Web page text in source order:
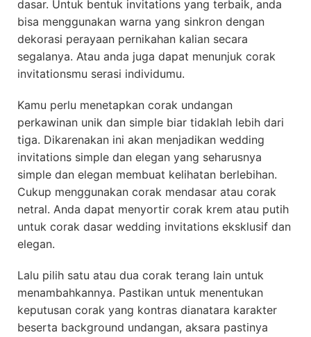
dasar. Untuk bentuk invitations yang terbaik, anda
bisa menggunakan warna yang sinkron dengan
dekorasi perayaan pernikahan kalian secara
segalanya. Atau anda juga dapat menunjuk corak
invitationsmu serasi individumu.
Kamu perlu menetapkan corak undangan
perkawinan unik dan simple biar tidaklah lebih dari
tiga. Dikarenakan ini akan menjadikan wedding
invitations simple dan elegan yang seharusnya
simple dan elegan membuat kelihatan berlebihan.
Cukup menggunakan corak mendasar atau corak
netral. Anda dapat menyortir corak krem atau putih
untuk corak dasar wedding invitations eksklusif dan
elegan.
Lalu pilih satu atau dua corak terang lain untuk
menambahkannya. Pastikan untuk menentukan
keputusan corak yang kontras dianatara karakter
beserta background undangan, aksara pastinya